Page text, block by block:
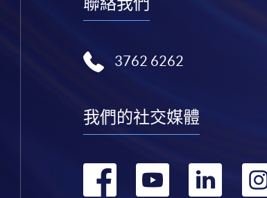
3762 6262
我們的社交媒體
轉 轉 轉